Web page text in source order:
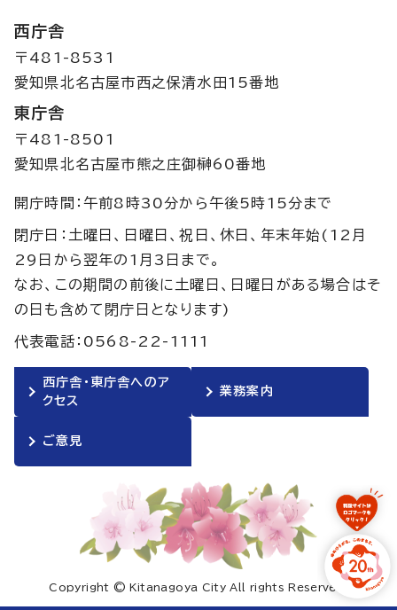
西庁舎
〒481-8531
愛知県北名古屋市西之保清水田15番地
東庁舎
〒481-8501
愛知県北名古屋市熊之庄御榊60番地
開庁時間：午前8時30分から午後5時15分まで
閉庁日：土曜日、日曜日、祝日、休日、年末年始(12月
29日から翌年の1月3日まで。
なお、この期間の前後に土曜日、日曜日がある場合はそ
の日も含めて閉庁日となります)
代表電話：0568-22-1111
西庁舎・東庁舎へのア
クセス
業務案内
ご意見
Copyright © Kitanagoya City All rights Reserved.